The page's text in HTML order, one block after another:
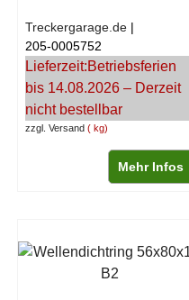
zzgl. Versand kg
Treckergarage.de
205-0005752
Lieferzeit:Betriebsferien
bis 14.08.2026 – Derzeit
nicht bestellbar
Mehr Infos